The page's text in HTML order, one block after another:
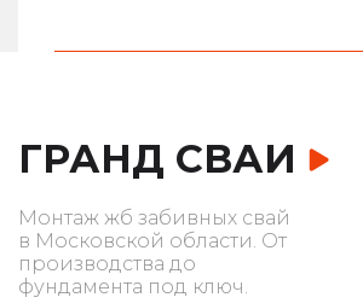
ГРАНД СВАИ
Монтаж жб забивных свай
в Московской области. От
производства до
фундамента под ключ.